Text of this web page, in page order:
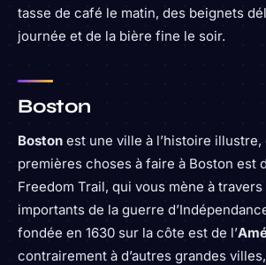
tasse de café le matin, des beignets
journée et de la bière fine le soir.
Boston
Boston est une ville à l’histoire illustre,
premières choses à faire à Boston est
Freedom Trail, qui vous mène à
importants de la guerre
fondée en 1630 sur la côte est de l’
contrairement à d’autres grandes